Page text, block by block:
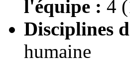
l'équipe : 4
Disciplines
humaine